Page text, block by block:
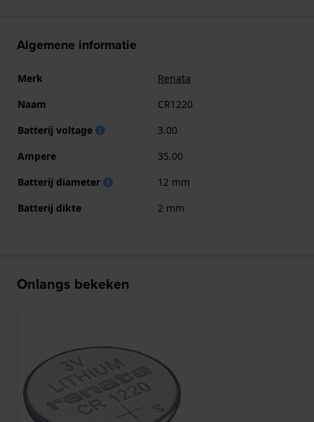
Algemene informatie
Merk
Renata
Naam
CR1220
Batterij voltage
3.00
Ampere
35.00
Batterij diameter
12 mm
Batterij dikte
2 mm
Onlangs bekeken